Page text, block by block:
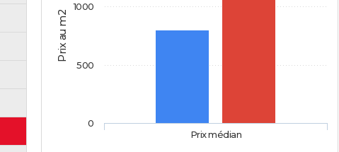
Prix au m2
Prix médian
0
500
1000